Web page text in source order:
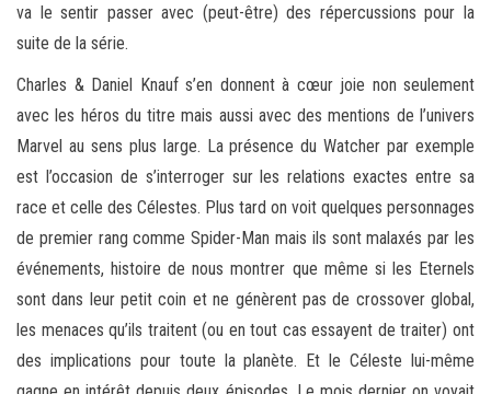
va le sentir passer avec (peut-être) des répercussions pour la
suite de la série.
Charles & Daniel Knauf s’en donnent à cœur joie non seulement
avec les héros du titre mais aussi avec des mentions de l’univers
Marvel au sens plus large. La présence du Watcher par exemple
est l’occasion de s’interroger sur les relations exactes entre sa
race et celle des Célestes. Plus tard on voit quelques personnages
de premier rang comme Spider-Man mais ils sont malaxés par les
événements, histoire de nous montrer que même si les Eternels
sont dans leur petit coin et ne génèrent pas de crossover global,
les menaces qu’ils traitent (ou en tout cas essayent de traiter) ont
des implications pour toute la planète. Et le Céleste lui-même